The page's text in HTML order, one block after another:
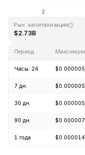
$0.000086
Рын. капитализация
$2.73B
Период Максимум
Часы: 24 $0.000005
7 дн. $0.000005
30 дн. $0.000005
90 дн. $0.000007
1 года $0.000014